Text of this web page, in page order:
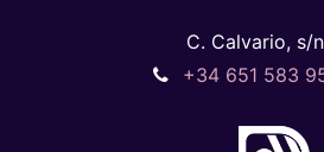
C. Calvario, s/
+34 651 583